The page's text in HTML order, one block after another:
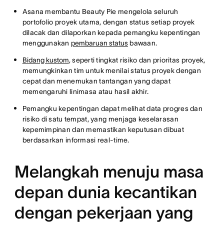
Asana membantu Beauty Pie mengelola seluruh
portofolio proyek utama, dengan status setiap proyek
dilacak dan dilaporkan kepada pemangku kepentingan
menggunakanpembaruan statusbawaan.
Bidang kustom, seperti tingkat risiko dan prioritas proyek,
memungkinkan tim untuk menilai status proyek dengan
cepat dan menemukan tantangan yang dapat
memengaruhi linimasa atau hasil akhir.
Pemangku kepentingan dapat melihat data progres dan
risiko di satu tempat, yang menjaga keselarasan
kepemimpinan dan memastikan keputusan dibuat
berdasarkan informasi real-time.
Melangkah menuju masa
depan dunia kecantikan
dengan pekerjaan yang